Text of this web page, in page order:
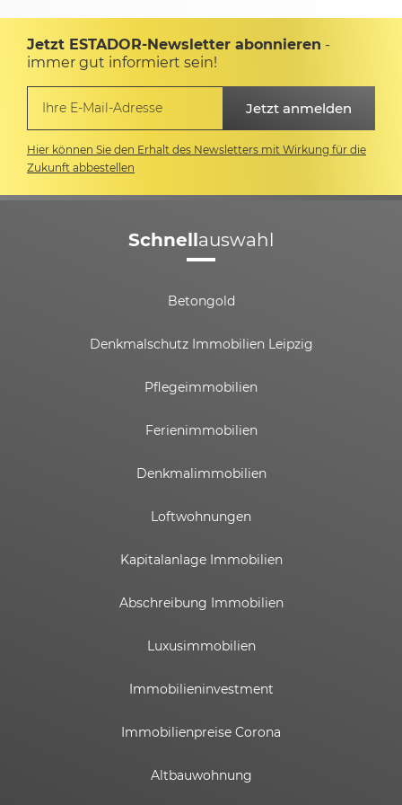
Jetzt ESTADOR-Newsletter abonnieren -
immer gut informiert sein!
Hier können Sie den Erhalt des Newsletters mit Wirkung für die
Zukunft abbestellen
Schnellauswahl
Betongold
Denkmalschutz Immobilien Leipzig
Pflegeimmobilien
Ferienimmobilien
Denkmalimmobilien
Loftwohnungen
Kapitalanlage Immobilien
Abschreibung Immobilien
Luxusimmobilien
Immobilieninvestment
Immobilienpreise Corona
Altbauwohnung